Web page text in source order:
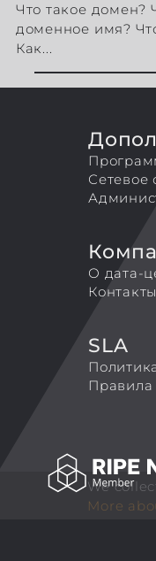
Что такое домен?
доменное имя?
Как...
Сетевое
О дата-
Контакты
SLA
Правила
We
More